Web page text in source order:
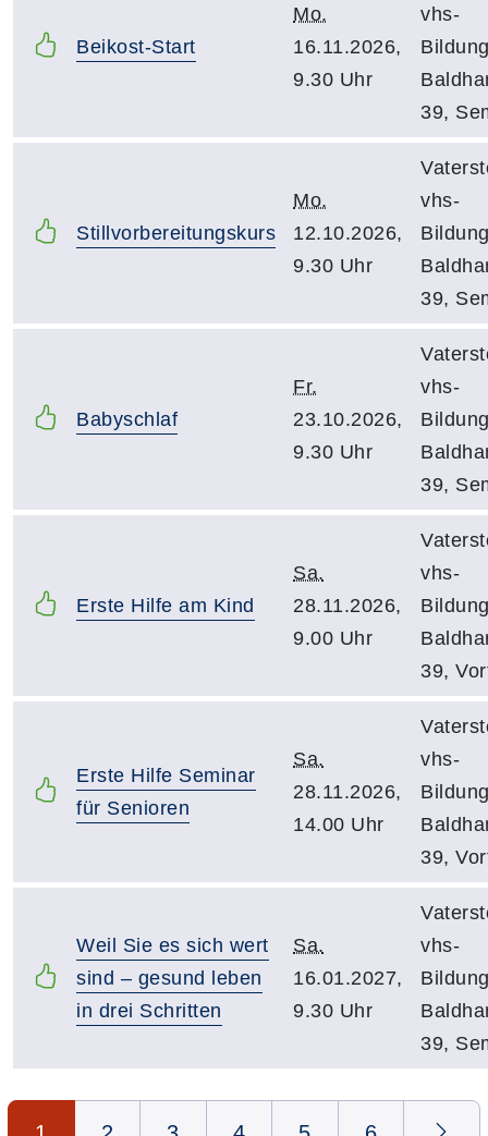
Beikost-Start
Mo.
16.11.2026,
9.30 Uhr
vhs-
39,
Stillvorbereitungskurs
Mo.
12.10.2026,
9.30 Uhr
vhs-
39,
Babyschlaf
Fr.
23.10.2026,
9.30 Uhr
vhs-
39,
Erste Hilfe am Kind
Sa.
28.11.2026,
9.00 Uhr
vhs-
39,
Erste Hilfe Seminar
für Senioren
Sa.
28.11.2026,
14.00 Uhr
vhs-
39,
Weil Sie es sich wert
sind – gesund leben
in drei Schritten
Sa.
16.01.2027,
9.30 Uhr
vhs-
39,